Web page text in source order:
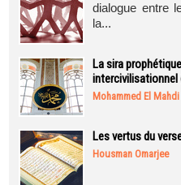
dialogue entre
la...
La sira
Mohammed El
Les vertus du
Housman Omarjee